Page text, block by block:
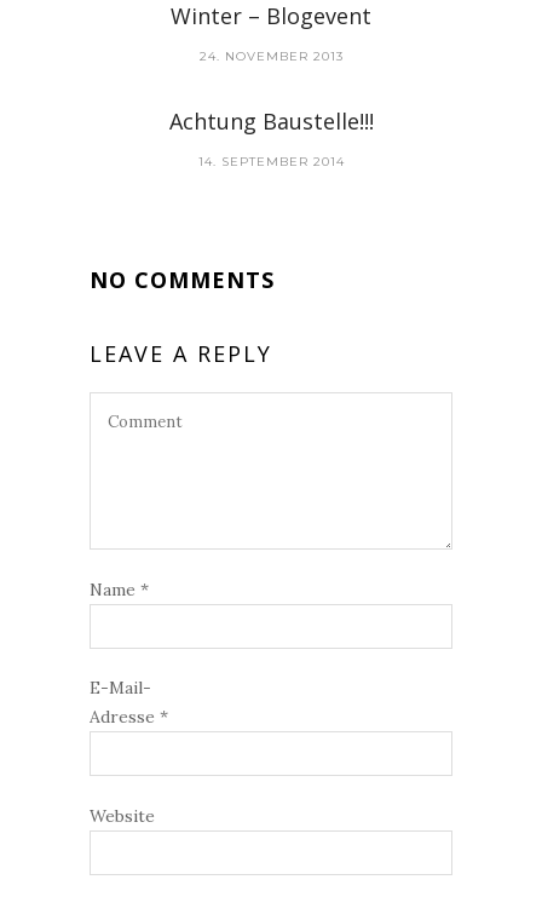
Winter – Blogevent
24. NOVEMBER 2013
Achtung Baustelle!!!
14. SEPTEMBER 2014
NO COMMENTS
LEAVE A REPLY
Name *
E-Mail-
Adresse *
Website